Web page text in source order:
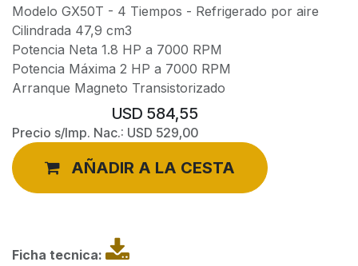
Modelo GX50T - 4 Tiempos - Refrigerado por aire
Cilindrada 47,9 cm3
Potencia Neta 1.8 HP a 7000 RPM
Potencia Máxima 2 HP a 7000 RPM
Arranque Magneto Transistorizado
USD 584,55
Precio s/Imp. Nac.: USD 529,00
AÑADIR A LA CESTA
Ficha tecnica: